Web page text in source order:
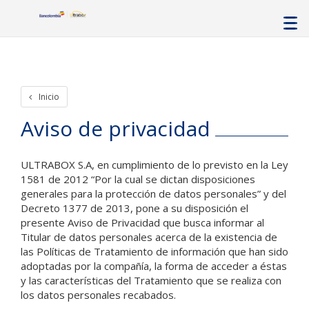
Inicio
Aviso de privacidad
ULTRABOX S.A, en cumplimiento de lo previsto en la Ley
1581 de 2012 “Por la cual se dictan disposiciones
generales para la protección de datos personales” y del
Decreto 1377 de 2013, pone a su disposición el
presente Aviso de Privacidad que busca informar al
Titular de datos personales acerca de la existencia de
las Políticas de Tratamiento de información que han sido
adoptadas por la compañía, la forma de acceder a éstas
y las características del Tratamiento que se realiza con
los datos personales recabados.